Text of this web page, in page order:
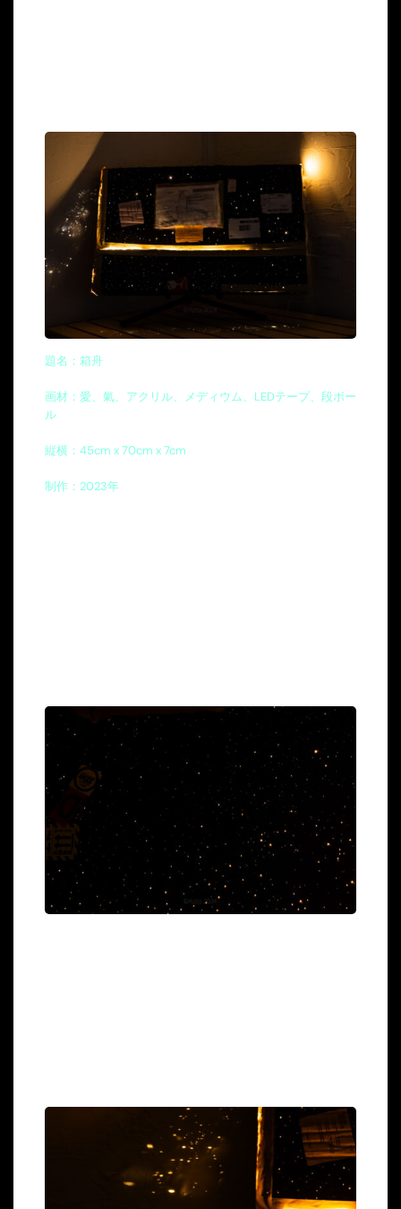
題名：箱舟
画材：愛、氣、アクリル、メディウム、LEDテープ、段ボー
ル
縦横：45cm x 70cm x 7cm
制作： 2023年